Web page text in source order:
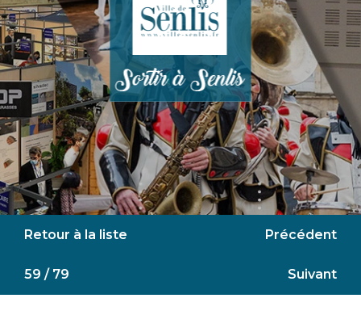
Retour à la liste Précédent
59 / 79 Suivant